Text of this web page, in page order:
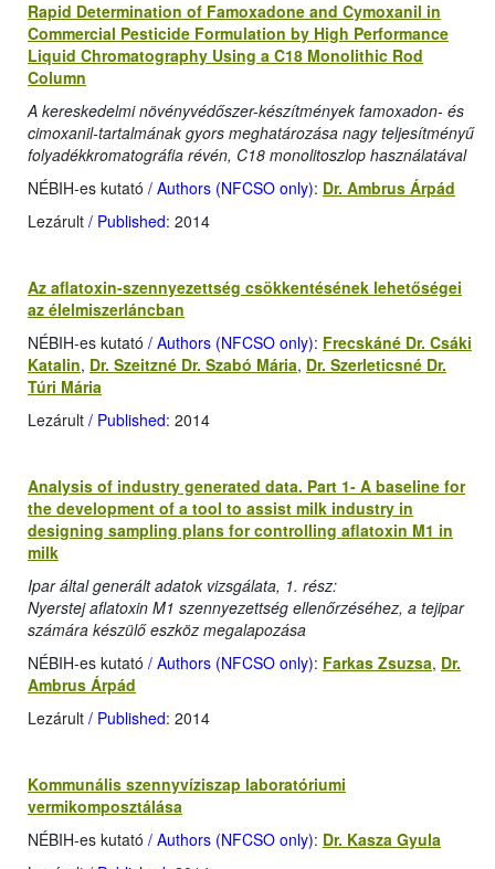
Rapid Determination of Famoxadone and Cymoxanil in
Commercial Pesticide Formulation by High Performance
Liquid Chromatography Using a C18 Monolithic Rod
Column
A kereskedelmi növényvédőszer-készítmények famoxadon- és
cimoxanil-tartalmának gyors meghatározása nagy teljesítményű
folyadékkromatográfia révén, C18 monolitoszlop használatával
NÉBIH-es kutató / Authors (NFCSO only): Dr. Ambrus Árpád
Lezárult / Published: 2014
Az aflatoxin-szennyezettség csökkentésének lehetőségei
az élelmiszerláncban
NÉBIH-es kutató / Authors (NFCSO only): Frecskáné Dr. Csáki
Katalin, Dr. Szeitzné Dr. Szabó Mária, Dr. Szerleticsné Dr.
Túri Mária
Lezárult / Published: 2014
Analysis of industry generated data. Part 1- A baseline for
the development of a tool to assist milk industry in
designing sampling plans for controlling aflatoxin M1 in
milk
Ipar által generált adatok vizsgálata, 1. rész:
Nyerstej aflatoxin M1 szennyezettség ellenőrzéséhez, a tejipar
számára készülő eszköz megalapozása
NÉBIH-es kutató / Authors (NFCSO only): Farkas Zsuzsa, Dr.
Ambrus Árpád
Lezárult / Published: 2014
Kommunális szennyvíziszap laboratóriumi
vermikomposztálása
NÉBIH-es kutató / Authors (NFCSO only): Dr. Kasza Gyula